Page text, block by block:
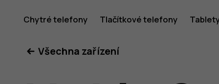
Chytré telefony Tlačítkové telefony
Všechna zařízení